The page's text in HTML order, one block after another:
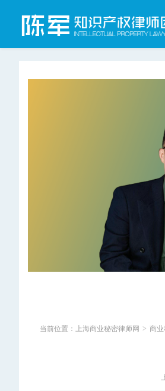
当前位置： 上海商业秘密律师网 > 商